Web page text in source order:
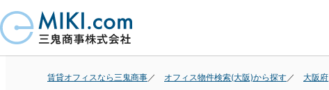
賃貸オフィスなら三鬼商事 オフィス物件検索(大阪)から探す 大阪府